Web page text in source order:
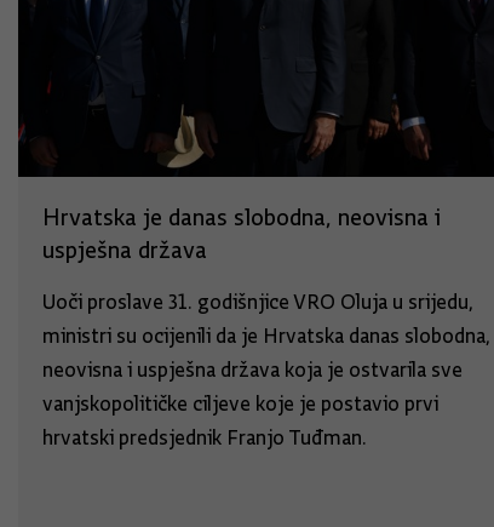
Hrvatska je danas slobodna, neovisna i
uspješna država
Uoči proslave 31. godišnjice VRO Oluja u srijedu,
ministri su ocijenili da je Hrvatska danas slobodna,
neovisna i uspješna država koja je ostvarila sve
vanjskopolitičke ciljeve koje je postavio prvi
hrvatski predsjednik Franjo Tuđman.